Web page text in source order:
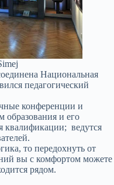
Национальная
педагогический
конференции и
и его
квалификации; ведутся
то передохнуть от
вы с комфортом можете
рядом.